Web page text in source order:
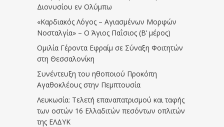
Διονυσίου εν Ολύμπω
«Καρδιακός Λόγος – Αγιασμένων Μορφών
Νοσταλγία» – Ο Άγιος Παΐσιος (Β’ μέρος)
Ομιλία Γέροντα Εφραίμ σε Σύναξη Φοιτητών
στη Θεσσαλονίκη
Συνέντευξη του ηθοποιού Προκόπη
Αγαθοκλέους στην Πεμπτουσία
Λευκωσία: Τελετή επαναπατρισμού και ταφής
των οστών 16 Ελλαδιτών πεσόντων οπλιτών
της ΕΛΔΥΚ